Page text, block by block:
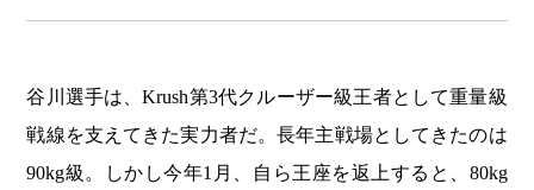
谷川選手は、Krush第3代クルーザー級王者として重量級
戦線を支えてきた実力者だ。長年主戦場としてきたのは
90kg級。しかし今年1月、自ら王座を返上すると、80kg